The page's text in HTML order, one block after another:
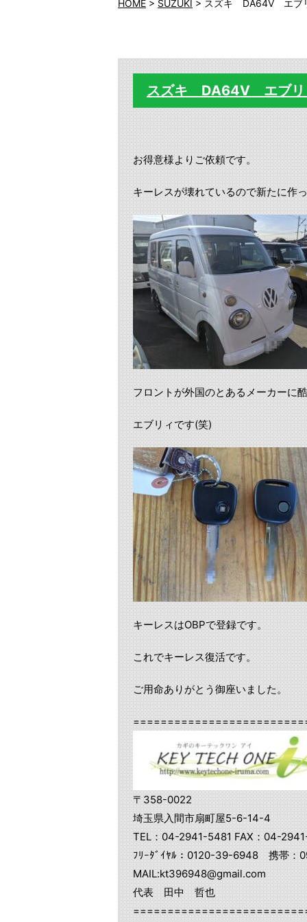
HOME > SUZUKI > スズキ DA64V エブ
スズキ DA64V エブ
お得意様よりご依頼です。
キーレスが壊れているので新たに作
フロントが外国のとあるメーカーに
エブリィです(笑)
キーレスはOBPで登録です。
これでキーレス復活です。
ご用命ありがとう御座いました。
〒358-0022
埼玉県入間市扇町屋5-6-14-4
TEL：04-2941-5481 FAX：04-
ﾌﾘｰﾀﾞｲﾔﾙ：0120-39-6948 携帯：
MAIL:kt396948@gmail.com
代表 田中 哲也